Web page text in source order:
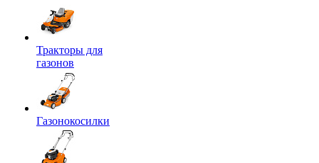
Тракторы для
газонов
Газонокосилки